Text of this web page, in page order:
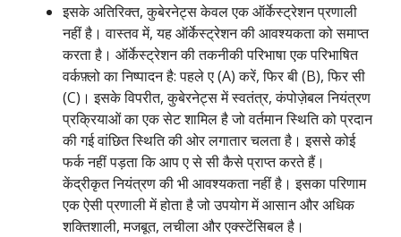
इसके अतिरिक्त, कुबेरनेट्स केवल एक ऑर्केस्ट्रेशन प्रणाली
नहीं है। वास्तव में, यह ऑर्केस्ट्रेशन की आवश्यकता को समाप्त
करता है। ऑर्केस्ट्रेशन की तकनीकी परिभाषा एक परिभाषित
वर्कफ़्लो का निष्पादन है: पहले ए (A) करें, फिर बी (B), फिर सी
(C)। इसके विपरीत, कुबेरनेट्स में स्वतंत्र, कंपोज़ेबल नियंत्रण
प्रक्रियाओं का एक सेट शामिल है जो वर्तमान स्थिति को प्रदान
की गई वांछित स्थिति की ओर लगातार चलता है। इससे कोई
फर्क नहीं पड़ता कि आप ए से सी कैसे प्राप्त करते हैं।
केंद्रीकृत नियंत्रण की भी आवश्यकता नहीं है। इसका परिणाम
एक ऐसी प्रणाली में होता है जो उपयोग में आसान और अधिक
शक्तिशाली, मजबूत, लचीला और एक्स्टेंसिबल है।